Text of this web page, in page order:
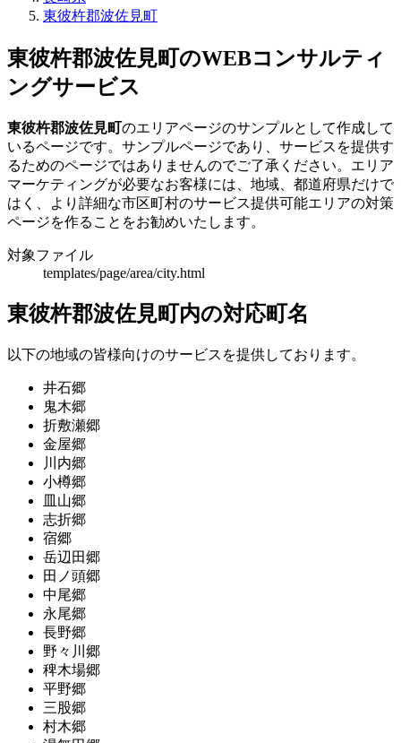
東彼杵郡波佐見町
東彼杵郡波佐見町のWEBコンサルティ
ングサービス
東彼杵郡波佐見町のエリアページのサンプルとして作成して
いるページです。サンプルページであり、サービスを提供す
るためのページではありませんのでご了承ください。エリア
マーケティングが必要なお客様には、地域、都道府県だけで
はく、より詳細な市区町村のサービス提供可能エリアの対策
ページを作ることをお勧めいたします。
対象ファイル
templates/page/area/city.html
東彼杵郡波佐見町内の対応町名
以下の地域の皆様向けのサービスを提供しております。
井石郷
鬼木郷
折敷瀬郷
金屋郷
川内郷
小樽郷
皿山郷
志折郷
宿郷
岳辺田郷
田ノ頭郷
中尾郷
永尾郷
長野郷
野々川郷
稗木場郷
平野郷
三股郷
村木郷